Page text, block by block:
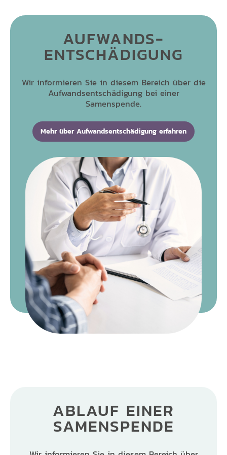
AUFWANDS-
ENTSCHÄDIGUNG
Wir informieren Sie in diesem Bereich über die
Aufwandsentschädigung bei einer
Samenspende.
Mehr über Aufwandsentschädigung erfahren
ABLAUF EINER
SAMENSPENDE